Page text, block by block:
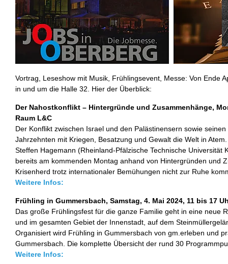
Vortrag, Leseshow mit Musik, Frühlingsevent, Messe: Von Ende
in und um die Halle 32. Hier der Überblick:
Der Nahostkonflikt – Hintergründe und Zusammenhänge,
Raum L&C
Der Konflikt zwischen Israel und den Palästinensern sowie
Jahrzehnten mit Kriegen, Besatzung und Gewalt die Welt in
Steffen Hagemann (Rheinland-Pfälzische Technische Universität
bereits am kommenden Montag anhand von Hintergründen und
Krisenherd trotz internationaler Bemühungen nicht zur Ruhe
Weitere Infos:
Frühling in Gummersbach, Samstag, 4. Mai 2024, 11 bis 17
Das große Frühlingsfest für die ganze Familie geht in eine neue
und im gesamten Gebiet der Innenstadt, auf dem
Organisiert wird Frühling in Gummersbach von gm.erleben und
Gummersbach. Die komplette Übersicht der rund 30
Weitere Infos: